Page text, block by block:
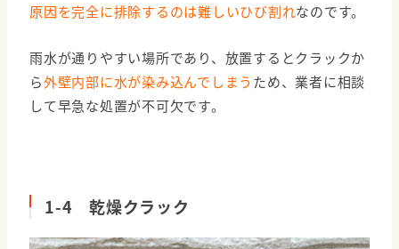
原因を完全に排除するのは難しいひび割れなのです。
雨水が通りやすい場所であり、放置するとクラックか
ら外壁内部に水が染み込んでしまう ため、業者に相談
して早急な処置が不可欠です。
1-4 乾燥クラック